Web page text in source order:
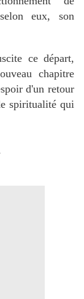
eux, son
ce départ,
chapitre
d'un retour
spiritualité qui